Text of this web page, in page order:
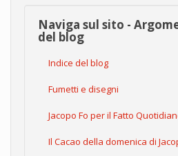
Naviga sul sito -
del blog
Indice del blog
Fumetti e disegni
Jacopo Fo per il Fatto
Il Cacao della domenica di